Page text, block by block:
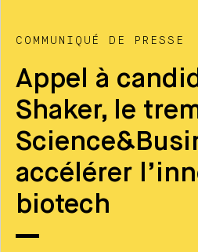
COMMUNIQUÉ DE PRESSE
Appel à
Shaker, le
accélérer
biotech